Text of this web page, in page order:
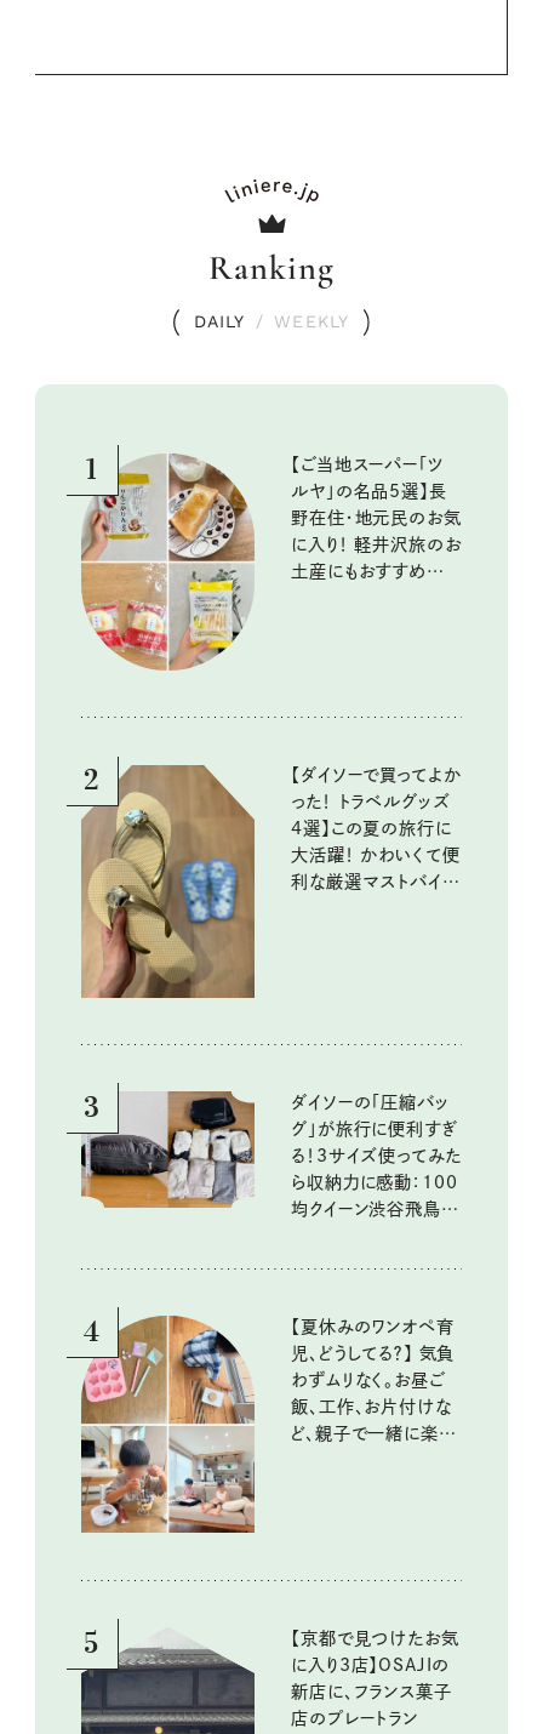
Ranking
DAILY / WEEKLY
1
【ご当地スーパー「ツ
ルヤ」の名品5選】長
野在住・地元民のお気
に入り！ 軽井沢旅のお
土産にもおすすめのお
2
【ダイソーで買ってよか
った！ トラベルグッズ
4選】この夏の旅行に
大活躍！ かわいくて便
利な厳選マストバイア
3
ダイソーの「圧縮バッ
グ」が旅行に便利すぎ
る！3サイズ使ってみた
ら収納力に感動：100
均クイーン渋谷飛鳥の
4
【夏休みのワンオペ育
児、どうしてる？】 気負
わずムリなく。お昼ご
飯、工作、お片付けな
ど、親子で一緒に楽し
5
【京都で見つけたお気
に入り3店】OSAJIの
新店に、フランス菓子
店のプレートラン